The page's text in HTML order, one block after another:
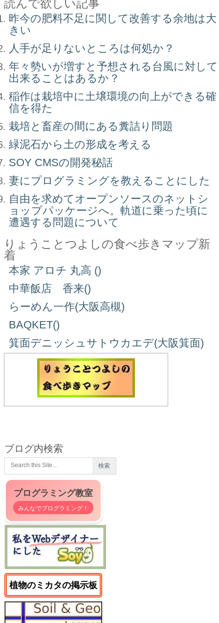
読んで欲しい記事
昨今の肥料不足に関して改善する余地は大
きい
人手が足りないところは何処か？
年々勢いが増すと予想される台風に対して
出来ることはあるか？
稲作は栽培中に土壌環境の向上ができる確
信を得た
栽培と畜産の間にある糞詰り問題
緑泥石から土の形成を考える
SOY CMSの開発秘話
妻にプログラミングを教えることにした
自由を求めてオープンソースのネットシ
ョップパッケージへ。軌道に乗った頃に
遭遇する問題について
りょうことつよしの食べ歩きマップ新
着
本家 アロチ 丸高 ()
中華飯店 香来()
らーめん一作(大阪高槻)
BAQKET()
箕面デニッシュサトウカエデ(大阪箕面)
ブログ内検索
プログラミング教室
みんなでプログラミング！
植物のミカタの掲示板